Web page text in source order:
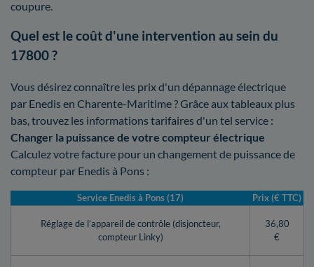
coupure.
Quel est le coût d'une intervention au sein du
17800 ?
Vous désirez connaître les prix d'un dépannage électrique
par Enedis en Charente-Maritime ? Grâce aux tableaux plus
bas, trouvez les informations tarifaires d'un tel service :
Changer la puissance de votre compteur électrique
Calculez votre facture pour un changement de puissance de
compteur par Enedis à Pons :
Service Enedis à Pons (17) Prix (€ TTC)
Réglage de l’appareil de contrôle (disjoncteur,
compteur Linky)
36,80
€